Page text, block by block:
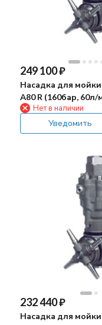
249 100₽
Насадка для мойки
А80 R (160бар, 60л/
гидропривод)
Нет в наличии
Уведомить
232 440₽
Насадка для мойки